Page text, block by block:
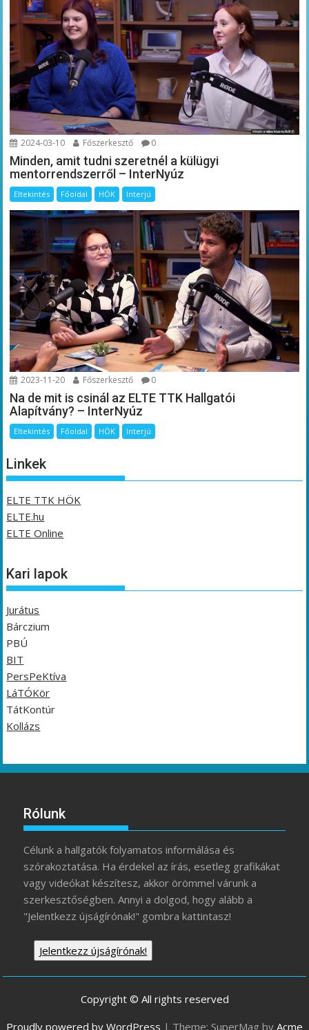
2024-03-10 Főszerkesztő 0
Minden, amit tudni szeretnél a külügyi
mentorrendszerről – InterNyúz
Eltekintés Főoldal HÖK Interjú
2023-11-20 Főszerkesztő 0
Na de mit is csinál az ELTE TTK Hallgatói
Alapítvány? – InterNyúz
Eltekintés Főoldal HÖK Interjú
Linkek
ELTE TTK HÖK
ELTE.hu
ELTE Online
Kari lapok
Jurátus
Bárczium
PBÚ
BIT
PersPeKtíva
LáTÓKör
TátKontúr
Kollázs
Rólunk
Célunk a hallgatók folyamatos informálása és
szórakoztatása. Ha érdekel az írás, esetleg grafikákat
vagy videókat készítesz, akkor örömmel várunk a
szerkesztőségben. Annyi a dolgod, hogy alább a
"Jelentkezz újságírónak!" gombra kattintasz!
Jelentkezz újságírónak!
Copyright © All rights reserved
Proudly powered by WordPress | Theme: SuperMag by Acme